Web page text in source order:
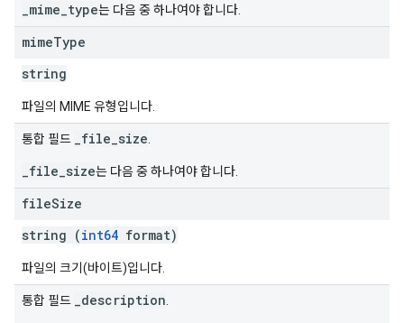
_mime_type는 다음 중 하나여야 합니다.
mimeType
string
파일의 MIME 유형입니다.
통합 필드 _file_size
_file_size는 다음 중 하나여야 합니다.
fileSize
string (int64 format)
파일의 크기(바이트)입니다.
통합 필드 _description